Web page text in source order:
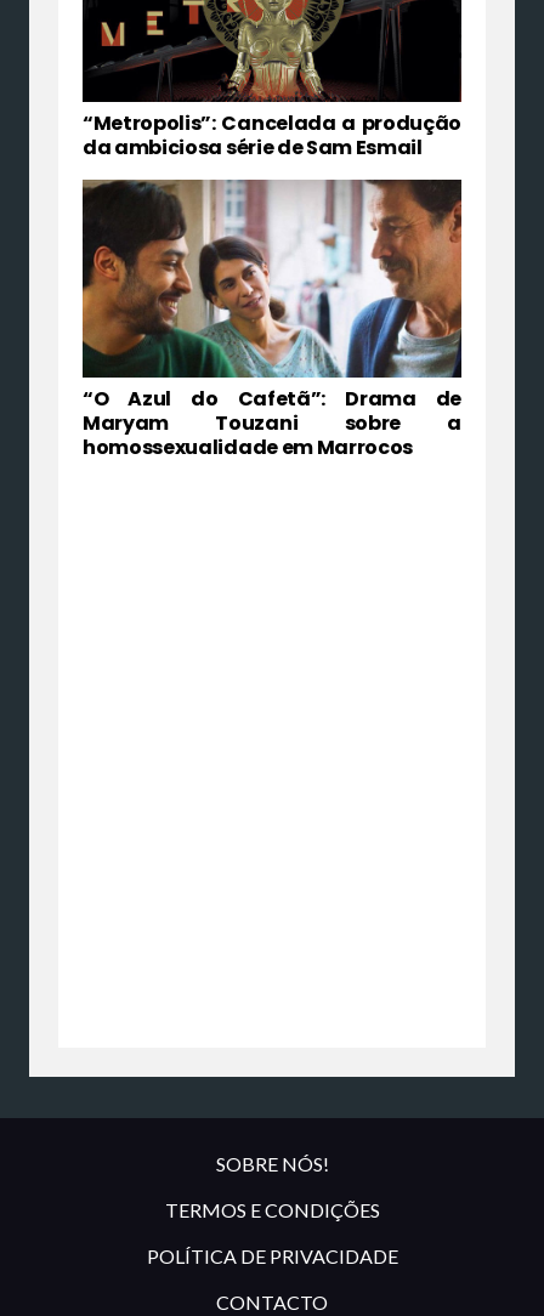
“Metropolis”: Cancelada a produção
da ambiciosa série de Sam Esmail
“O Azul do Cafetã”: Drama de
Maryam Touzani sobre a
homossexualidade em Marrocos
SOBRE NÓS!
TERMOS E CONDIÇÕES
POLÍTICA DE PRIVACIDADE
CONTACTO